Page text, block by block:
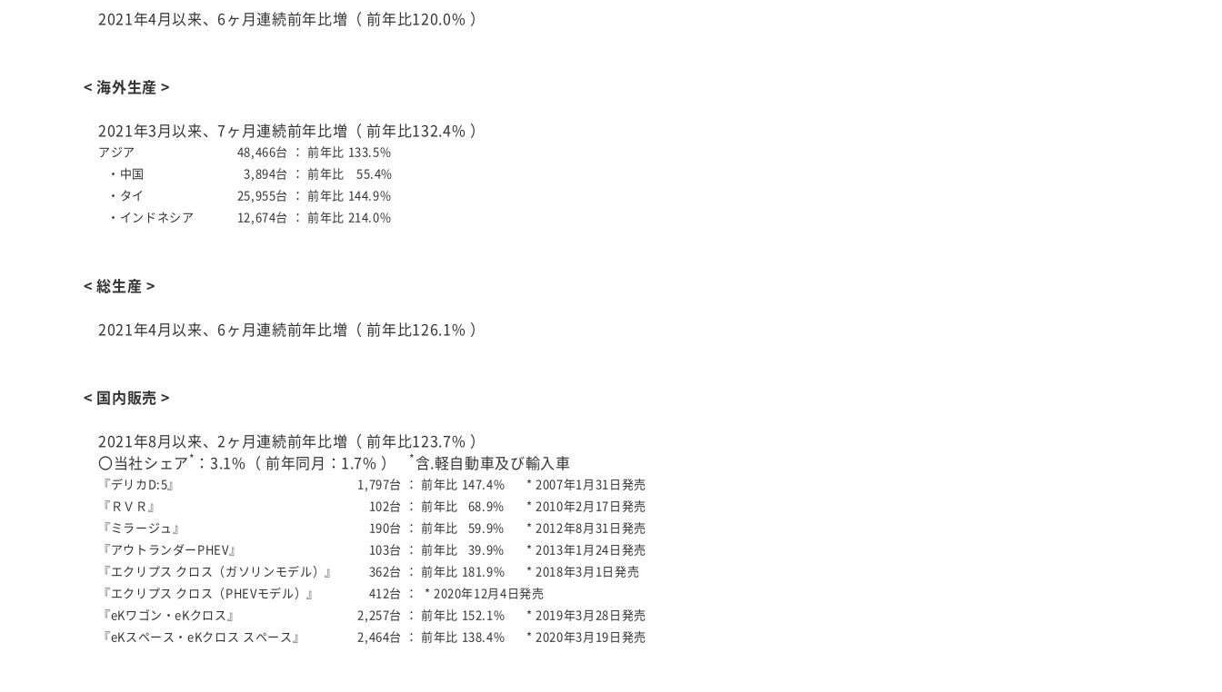
2021年4月以来、6ヶ月連続前年比増（ 前年比120.0% ）
< 海外生産 >
2021年3月以来、7ヶ月連続前年比増（ 前年比132.4% ）
アジア 48,466台 ： 前年比 133.5%
・中国
3,894台 ： 前年比
55.4%
・タイ
25,955台 ： 前年比 144.9%
・インドネシア
12,674台 ： 前年比 214.0%
< 総生産 >
2021年4月以来、6ヶ月連続前年比増（ 前年比126.1% ）
< 国内販売 >
2021年8月以来、2ヶ月連続前年比増（ 前年比123.7% ）
〇当社シェア * ：3.1%（ 前年同月：1.7% ） * 含.軽自動車及び輸入車
『デリカD:5』 1,797台 ： 前年比 147.4%
* 2007年1月31日発売
『ＲＶＲ』
102台 ： 前年比 68.9%
* 2010年2月17日発売
『ミラージュ』
190台 ： 前年比 59.9%
* 2012年8月31日発売
『アウトランダーPHEV』
103台 ： 前年比 39.9%
* 2013年1月24日発売
『エクリプス クロス（ガソリンモデル）』
362台 ： 前年比 181.9%
* 2018年3月1日発売
『エクリプス クロス（PHEVモデル）』
412台 ：
* 2020年12月4日発売
『eKワゴン・eKクロス』
2,257台 ： 前年比 152.1%
* 2019年3月28日発売
『eKスペース・eKクロス スペース』
2,464台 ： 前年比 138.4% * 2020年3月19日発売